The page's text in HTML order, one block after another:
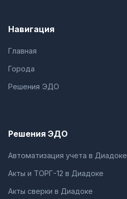
Навигация
Главная
Города
Решения ЭДО
Решения ЭДО
Автоматизация учета в Диадоке
Акты и ТОРГ-12 в Диадоке
Акты сверки в Диадоке